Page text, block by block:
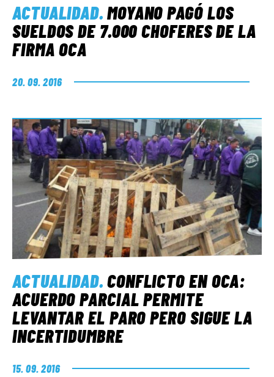
ACTUALIDAD.MOYANO PAGÓ LOS
SUELDOS DE 7.000 CHOFERES DE LA
FIRMA OCA
20. 09. 2016
ACTUALIDAD.CONFLICTO EN OCA:
ACUERDO PARCIAL PERMITE
LEVANTAR EL PARO PERO SIGUE LA
INCERTIDUMBRE
15. 09. 2016